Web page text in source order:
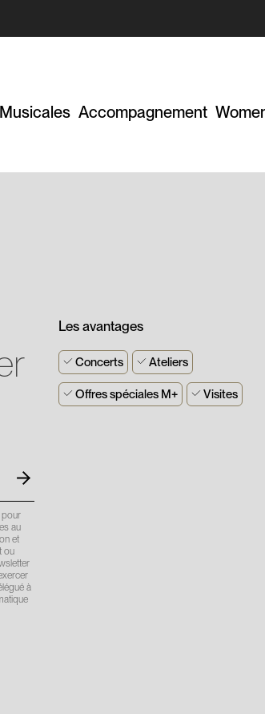
Accompagnement
pour
au
et
ou
à
Les avantages
Concerts Ateliers
Offres spéciales M+ Visites